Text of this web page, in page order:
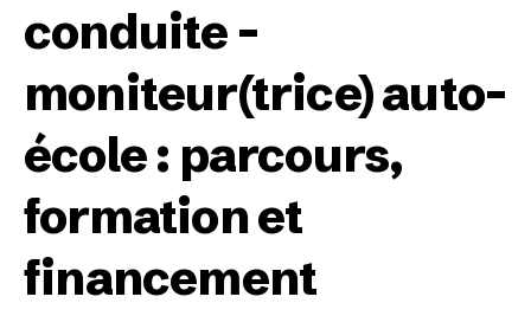
conduite –
moniteur(trice) auto-
école : parcours,
formation et
financement